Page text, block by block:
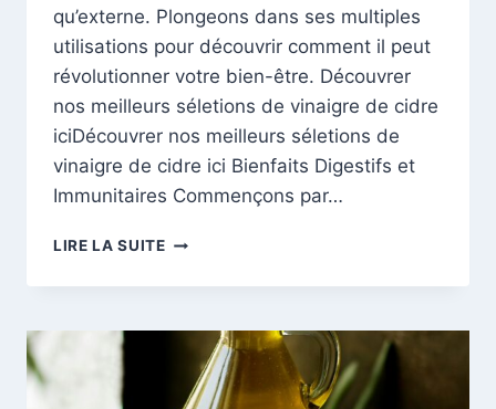
qu’externe. Plongeons dans ses multiples
utilisations pour découvrir comment il peut
révolutionner votre bien-être. Découvrer
nos meilleurs séletions de vinaigre de cidre
iciDécouvrer nos meilleurs séletions de
vinaigre de cidre ici Bienfaits Digestifs et
Immunitaires Commençons par…
LIRE LA SUITELES
MÉCONNUES
VINAIGRE
CIDRE